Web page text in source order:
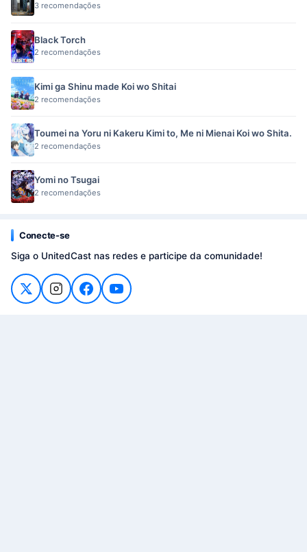
3 recomendações
Black Torch
2 recomendações
Kimi ga Shinu made Koi wo Shitai
2 recomendações
Toumei na Yoru ni Kakeru Kimi to, Me ni Mienai Koi wo Shita.
2 recomendações
Yomi no Tsugai
2 recomendações
Conecte-se
Siga o UnitedCast nas redes e participe da comunidade!